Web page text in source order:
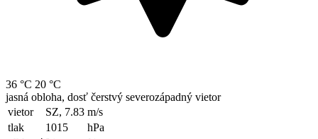
36 °C 20 °C
jasná obloha, dosť čerstvý severozápadný vietor
vietor
SZ, 7.83 m/s
tlak
1015
hPa